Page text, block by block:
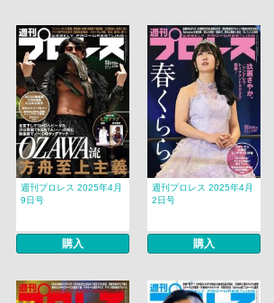
週刊プロレス 2025年4月
9日号
購入
週刊プロレス 2025年4月
2日号
購入